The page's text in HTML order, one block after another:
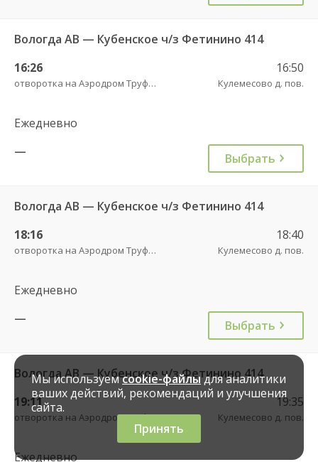
Вологда АВ — Кубенское ч/з Фетинино 414
16:26
отворотка на Аэродром Труфаново трасса
16:50
Кулемесово д. пов.
Ежедневно
—
Выбрать
Вологда АВ — Кубенское ч/з Фетинино 414
18:16
отворотка на Аэродром Труфаново трасса
18:40
Кулемесово д. пов.
Ежедневно
—
Выбрать
Вологда АВ — Кубенское ч/з Фетинино 414
19:11
отворотка на Аэродром Труфаново трасса
19:35
Кулемесово д. пов.
Ежедневно
Мы используемcookie-файлыдля аналитики
ваших действий, рекомендаций и улучшения
сайта.
Принять